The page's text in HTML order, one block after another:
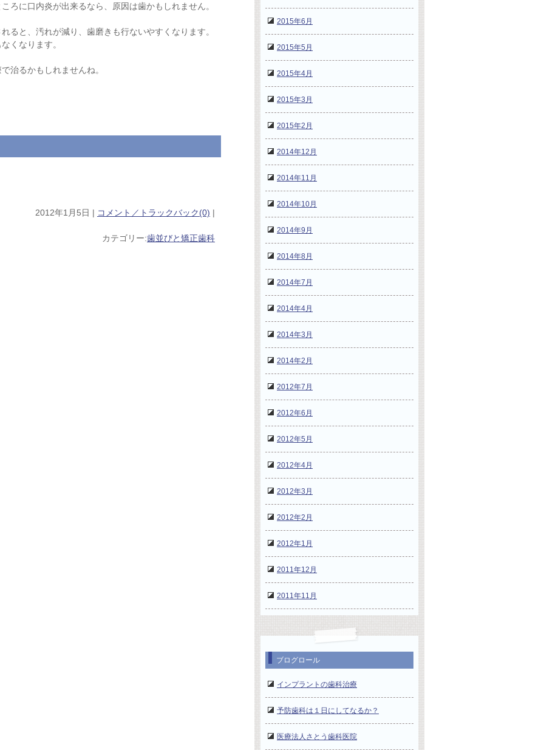
ろに口内炎が出来るなら、原因は歯かもしれません。
ると、汚れが減り、歯磨きも行ないやすくなります。
くなります。
治るかもしれませんね。
2012年1月5日 | コメント／トラックバック(0) |
カテゴリー:歯並びと矯正歯科
2015年6月
2015年5月
2015年4月
2015年3月
2015年2月
2014年12月
2014年11月
2014年10月
2014年9月
2014年8月
2014年7月
2014年4月
2014年3月
2014年2月
2012年7月
2012年6月
2012年5月
2012年4月
2012年3月
2012年2月
2012年1月
2011年12月
2011年11月
ブログロール
インプラントの歯科治療
予防歯科は１日にしてなるか？
医療法人さとう歯科医院